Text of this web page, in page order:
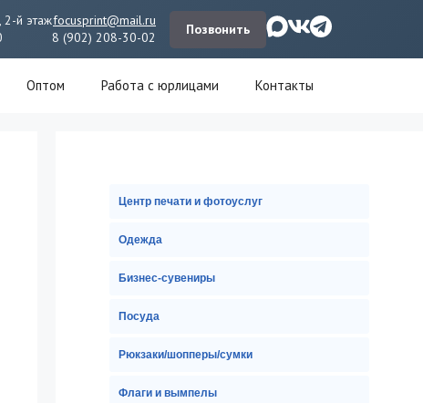
2-й этажfocusprint@mail.ru
8 (902) 208-30-02
Позвонить
Оптом Работа с юрлицами Контакты
Центр печати и фотоуслуг
Одежда
Бизнес-сувениры
Посуда
Рюкзаки/шопперы/сумки
Флаги и вымпелы